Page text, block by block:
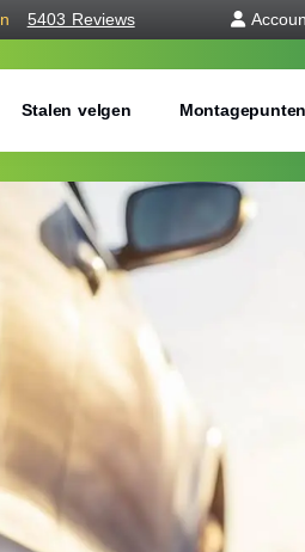
5403 Reviews
Stalen velgen Montagepunten
Bestel voordelig
Seizoen:
Breedte: Hoogte:
Waar vind ik de maat van mijn banden